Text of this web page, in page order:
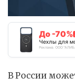
До -70%
Чехлы для
Реклама. ООО
В России